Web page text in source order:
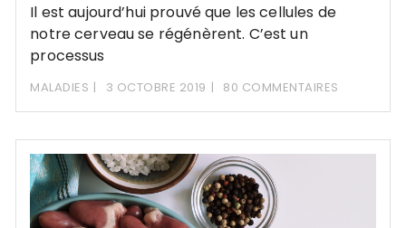
Il est aujourd’hui prouvé que les cellules de
notre cerveau se régénèrent. C’est un
processus
MALADIES 3 OCTOBRE 2019 80 COMMENTAIRES